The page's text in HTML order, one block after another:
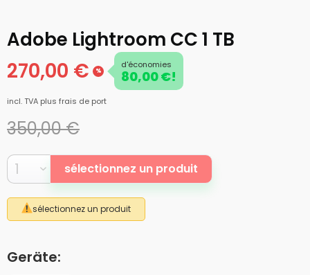
Adobe Lightroom CC 1 TB
270,00 € %
d'économies
80,00 €!
incl. TVA plus frais de port
350,00 €
sélectionnez un produit
sélectionnez un produit
Geräte: